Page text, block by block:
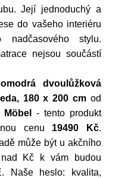
Její jednoduchý a
do vašeho interiéru
nadčasového stylu.
nejsou součástí
dvoulůžková
180 x 200 cm od
Möbel
- tento produkt
cenu 19490 Kč.
může být u akčního
Kč k vám budou
Naše heslo: kvalita,